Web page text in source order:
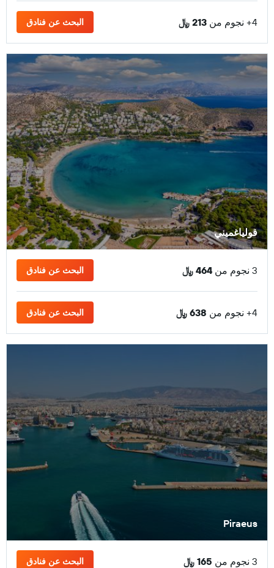
4+ نجوم من 213 ﷼ البحث عن فنادق
فولياغميني
3 نجوم من 464 ﷼ البحث عن فنادق
4+ نجوم من 638 ﷼ البحث عن فنادق
Piraeus
3 نجوم من 165 ﷼ البحث عن فنادق